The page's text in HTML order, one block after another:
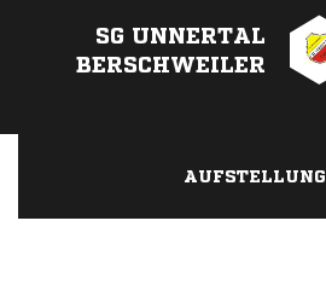
SG UNNERTAL
BERSCHWEILER
AUFSTELLUNG